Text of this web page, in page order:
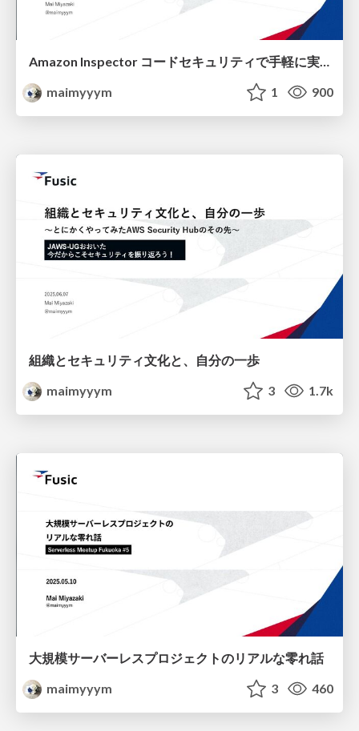
Amazon Inspector コードセキュリティで手軽に実現するシフトレフト
maimyyym
1 900
組織とセキュリティ文化と、自分の一歩
maimyyym
3 1.7k
大規模サーバーレスプロジェクトのリアルな零れ話
maimyyym
3 460